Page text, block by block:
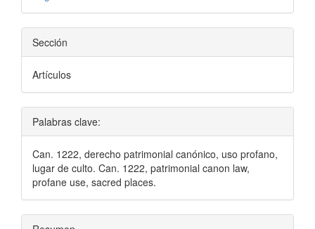
Sección
Artículos
Palabras clave:
Can. 1222, derecho patrimonial canónico, uso profano,
lugar de culto. Can. 1222, patrimonial canon law,
profane use, sacred places.